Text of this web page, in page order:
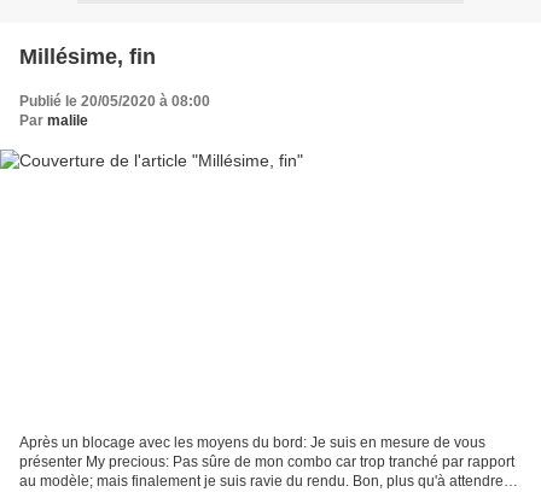
Millésime, fin
Publié le 20/05/2020 à 08:00
Par malile
Après un blocage avec les moyens du bord: Je suis en mesure de vous
présenter My precious: Pas sûre de mon combo car trop tranché par rapport
au modèle; mais finalement je suis ravie du rendu. Bon, plus qu'à attendre